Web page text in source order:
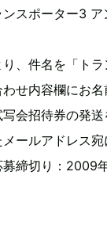
スポーター3
り、件名を「ト
せ内容欄にお
会招待券の発
ールアドレス
締切り：2009